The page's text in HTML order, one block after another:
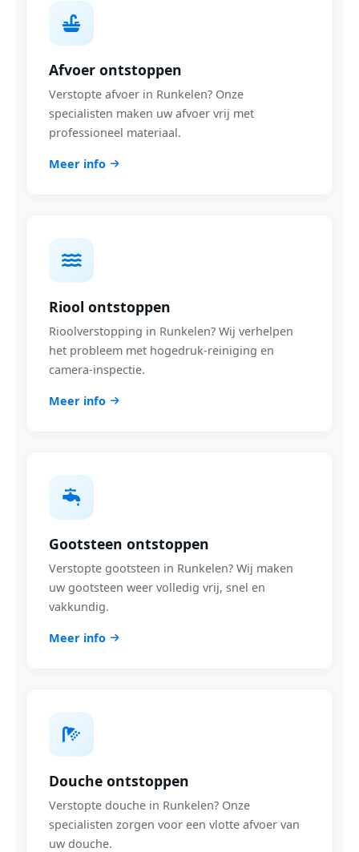
Afvoer ontstoppen
Verstopte afvoer in Runkelen? Onze
specialisten maken uw afvoer vrij met
professioneel materiaal.
Meer info
Riool ontstoppen
Rioolverstopping in Runkelen? Wij verhelpen
het probleem met hogedruk-reiniging en
camera-inspectie.
Meer info
Gootsteen ontstoppen
Verstopte gootsteen in Runkelen? Wij maken
uw gootsteen weer volledig vrij, snel en
vakkundig.
Meer info
Douche ontstoppen
Verstopte douche in Runkelen? Onze
specialisten zorgen voor een vlotte afvoer van
uw douche.